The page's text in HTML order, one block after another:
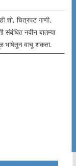
शो, चित्रपट गाणी,
संबंधित नवीन बातम्या
भाषेतून वाचू शकता.